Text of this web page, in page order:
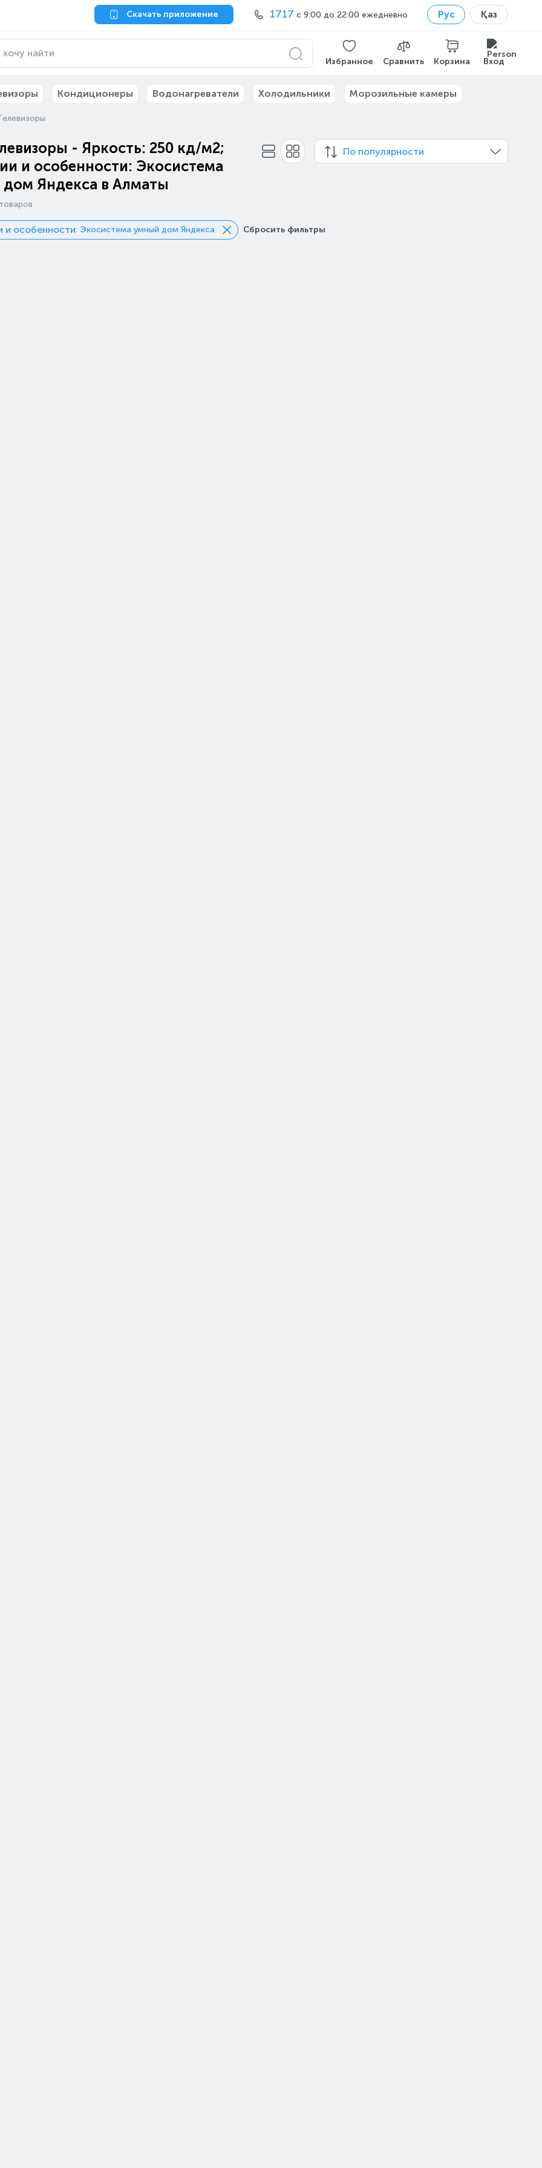
Скачать приложение 1717 с 9:00 до 22:00 ежедневно Рус Қаз
Избранное Сравнить Корзина Вход
Кондиционеры Водонагреватели Холодильники Морозильные камеры
- Яркость: 250 кд/м2;
и особенности: Экосистема
Яндекса в Алматы
По популярности
и особенности: Экосистема умный дом Яндекса Сбросить фильтры